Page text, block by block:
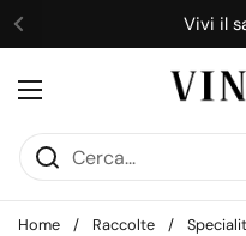
Passa ai contenuti
Precedente
Vivi il
Apri menu
Home / Raccolte /